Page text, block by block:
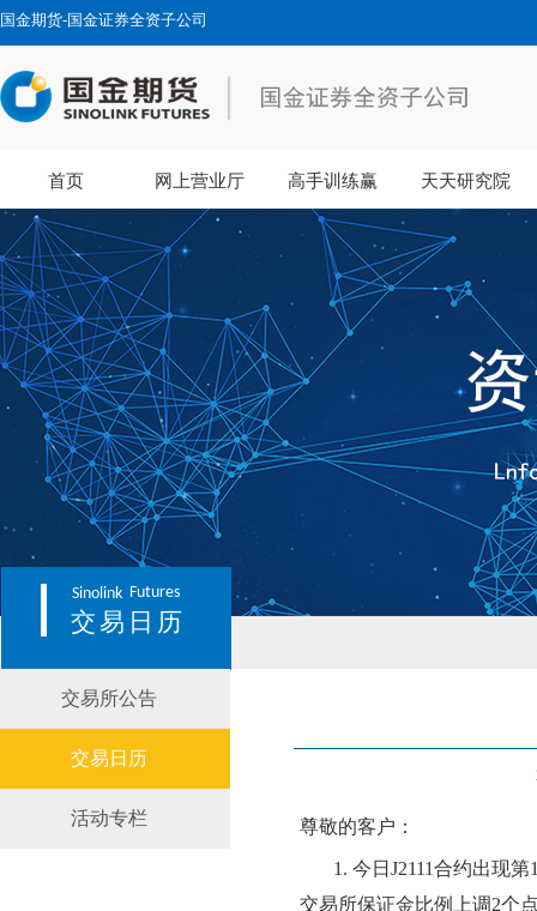
国金期货-国金证券全资子公司
首页 网上营业厅 高手训练赢 天天研究院
Sinolink Futures
交易日历
交易所公告
交易日历
活动专栏 尊敬的客户：
1. 今日 J2111合约出现第
交易所保证金比例
上调2个